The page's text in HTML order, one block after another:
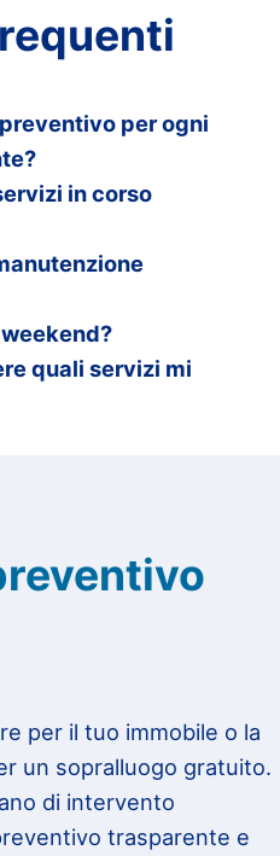
per ogni
in corso
quali servizi mi
per il tuo immobile o la
un sopralluogo gratuito.
di intervento
trasparente e